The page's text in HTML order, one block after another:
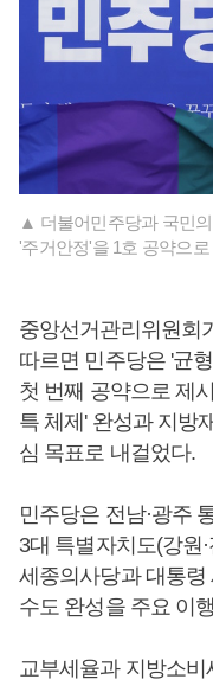
▲ 더불어민주당과 국민
'주거안정'을 1호 공약으
중앙선거관리위원회
따르면 민주당은 '균
첫 번째 공약으로 제
특 체제' 완성과 지방
심 목표로 내걸었다.
민주당은 전남·광주
3대 특별자치도(강원
세종의사당과 대통령
수도 완성을 주요 이
교부세율과 지방소